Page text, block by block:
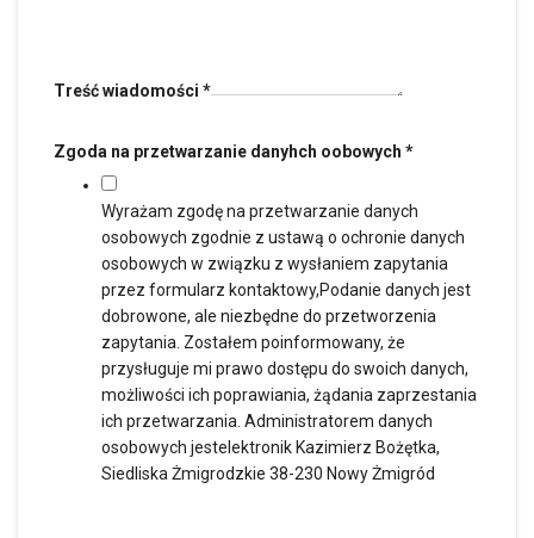
Treść wiadomości *
Zgoda na przetwarzanie danyhch oobowych *
Wyrażam zgodę na przetwarzanie danych
osobowych zgodnie z ustawą o ochronie danych
osobowych w związku z wysłaniem zapytania
przez formularz kontaktowy,Podanie danych jest
dobrowone, ale niezbędne do przetworzenia
zapytania. Zostałem poinformowany, że
przysługuje mi prawo dostępu do swoich danych,
możliwości ich poprawiania, żądania zaprzestania
ich przetwarzania. Administratorem danych
osobowych jestelektronik Kazimierz Bożętka,
Siedliska Żmigrodzkie 38-230 Nowy Żmigród